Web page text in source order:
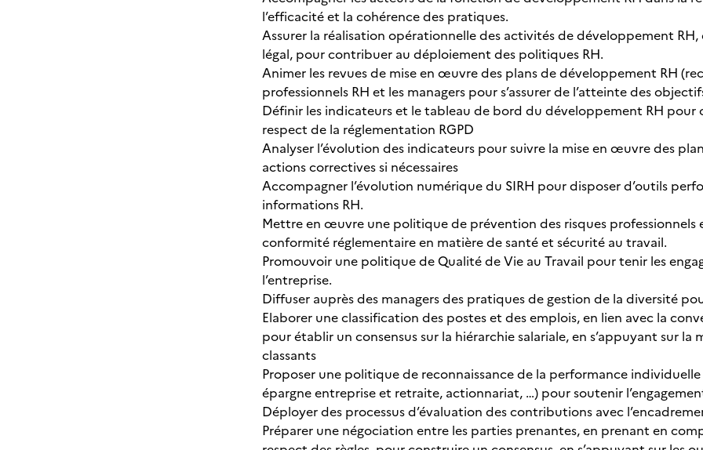
l’efficacité et la cohérence des pratiques.
Assurer la réalisation opérationnelle des activités de développement
légal, pour contribuer au déploiement des politiques RH.
Animer les revues de mise en œuvre des plans de développement RH
professionnels RH et les managers pour s’assurer de l’atteinte des
Définir les indicateurs et le tableau de bord du développement RH pour
respect de la réglementation RGPD
Analyser l’évolution des indicateurs pour suivre la mise en œuvre des
actions correctives si nécessaires
Accompagner l’évolution numérique du SIRH pour disposer d’outils
informations RH.
Mettre en œuvre une politique de prévention des risques professionnels
conformité réglementaire en matière de santé et sécurité au travail.
Promouvoir une politique de Qualité de Vie au Travail pour tenir les
l’entreprise.
Diffuser auprès des managers des pratiques de gestion de la diversité
Elaborer une classification des postes et des emplois, en lien avec la
pour établir un consensus sur la hiérarchie salariale, en s’appuyant sur
classants
Proposer une politique de reconnaissance de la performance
épargne entreprise et retraite, actionnariat, …) pour soutenir
Déployer des processus d’évaluation des contributions avec
Préparer une négociation entre les parties prenantes, en prenant en